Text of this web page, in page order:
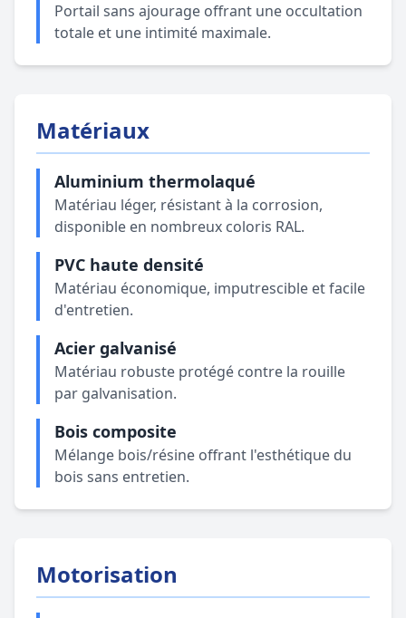
Portail sans ajourage offrant une occultation
totale et une intimité maximale.
Matériaux
Aluminium thermolaqué
Matériau léger, résistant à la corrosion,
disponible en nombreux coloris RAL.
PVC haute densité
Matériau économique, imputrescible et facile
d'entretien.
Acier galvanisé
Matériau robuste protégé contre la rouille
par galvanisation.
Bois composite
Mélange bois/résine offrant l'esthétique du
bois sans entretien.
Motorisation